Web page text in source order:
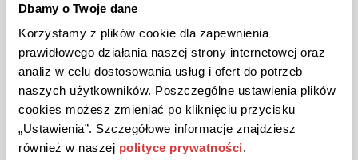
Dbamy o Twoje dane
Korzystamy z plików cookie dla zapewnienia
prawidłowego działania naszej strony internetowej oraz
analiz w celu dostosowania usług i ofert do potrzeb
naszych użytkowników. Poszczególne ustawienia plików
cookies możesz zmieniać po kliknięciu przycisku
„Ustawienia”. Szczegółowe informacje znajdziesz
również w naszej polityce prywatności.
verwendet fortschrittliche Sicherheitstechnologien,
um sicherzustellen, dass alle Transaktionen geschützt
sind. Kundenbewertungen und ein Bewertungssystem
tragen dazu bei, vertrauenswürdige Verkäufer zu
identifizieren und ein sicheres Einkaufserlebnis zu
gewährleisten. Darüber hinaus bietet GAMIVO einen
zuverlässigen Kundenservice, der rund um die Uhr
verfügbar ist, um bei Fragen und Problemen zu
helfen.